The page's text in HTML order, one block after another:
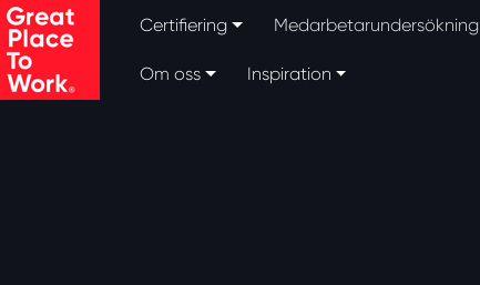
Skip to main content
Certifiering Medarbetarundersökning
Om oss Inspiration